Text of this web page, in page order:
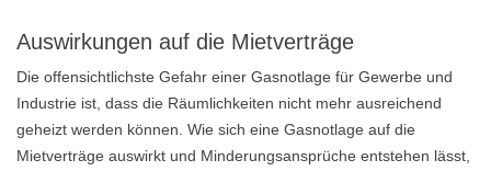
Auswirkungen auf die Mietverträge
Die offensichtlichste Gefahr einer Gasnotlage für Gewerbe und
Industrie ist, dass die Räumlichkeiten nicht mehr ausreichend
geheizt werden können. Wie sich eine Gasnotlage auf die
Mietverträge auswirkt und Minderungsansprüche entstehen lässt,